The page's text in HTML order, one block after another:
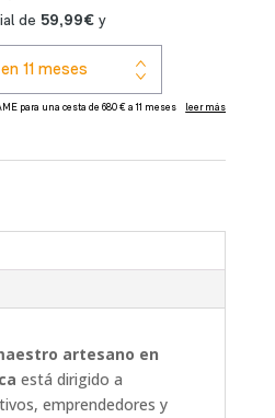
artesano en
está dirigido a
emprendedores y